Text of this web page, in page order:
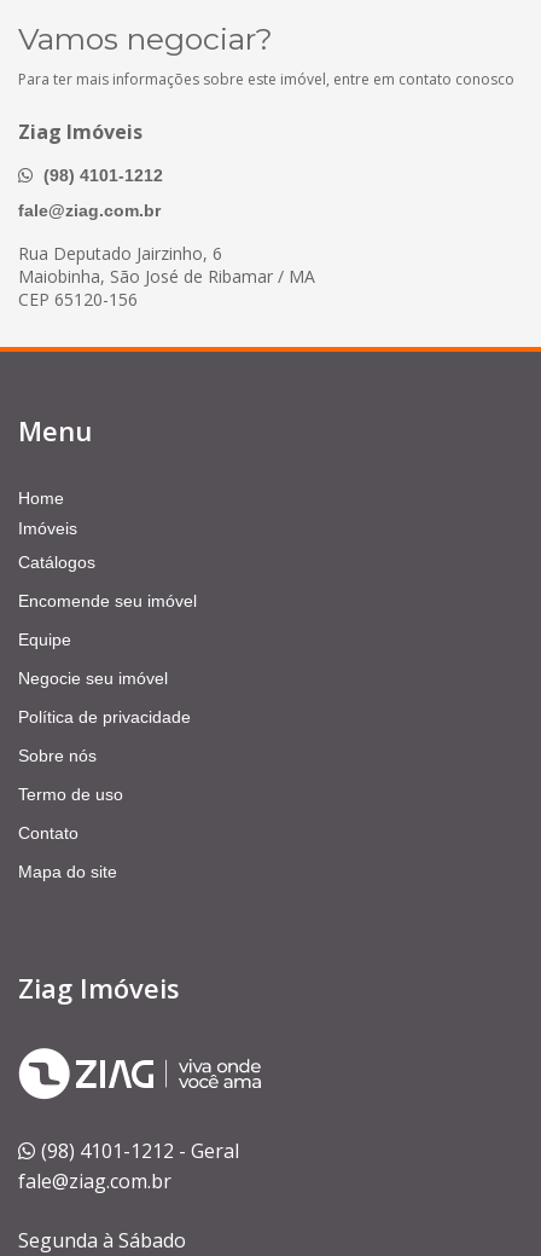
Vamos negociar?
Para ter mais informações sobre este imóvel, entre em contato conosco
Ziag Imóveis
(98) 4101-1212
fale@ziag.com.br
Rua Deputado Jairzinho, 6
Maiobinha, São José de Ribamar / MA
CEP 65120-156
Menu
Home
Imóveis
Catálogos
Encomende seu imóvel
Equipe
Negocie seu imóvel
Política de privacidade
Sobre nós
Termo de uso
Contato
Mapa do site
Ziag Imóveis
(98) 4101-1212 - Geral
fale@ziag.com.br
Segunda à Sábado